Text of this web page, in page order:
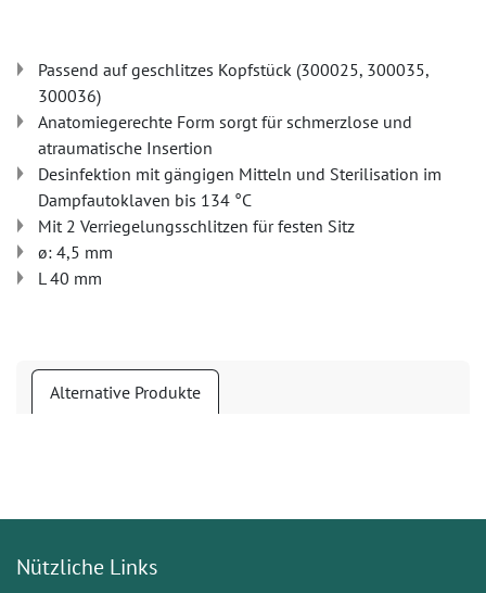
Passend auf geschlitzes Kopfstück (300025, 300035,
300036)
Anatomiegerechte Form sorgt für schmerzlose und
atraumatische Insertion
Desinfektion mit gängigen Mitteln und Sterilisation im
Dampfautoklaven bis 134 °C
Mit 2 Verriegelungsschlitzen für festen Sitz
ø: 4,5 mm
L 40 mm
Alternative Produkte
Nützliche Links